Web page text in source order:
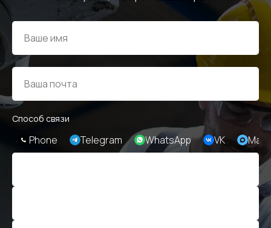
Способ связи
Phone Telegram WhatsApp VK Max
Отправить
Сервис 2022-2026